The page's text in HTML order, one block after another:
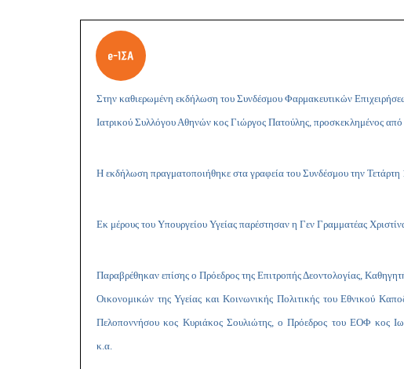
Στην καθιερωμένη εκδήλωση του Συνδέσμου Φαρμακευτικών
Ιατρικού Συλλόγου Αθηνών κος Γιώργος Πατούλης, προσκεκλημένος
Η εκδήλωση πραγματοποιήθηκε στα γραφεία του Συνδέσμου την
Εκ μέρους του Υπουργείου Υγείας παρέστησαν η Γεν Γραμματέας
Παραβρέθηκαν επίσης ο Πρόεδρος της Επιτροπής Δεοντολογίας,
Οικονομικών της Υγείας και Κοινωνικής Πολιτικής του Εθνικού
Πελοποννήσου κος Κυριάκος Σουλιώτης, ο Πρόεδρος του ΕΟΦ κος
κ.α.